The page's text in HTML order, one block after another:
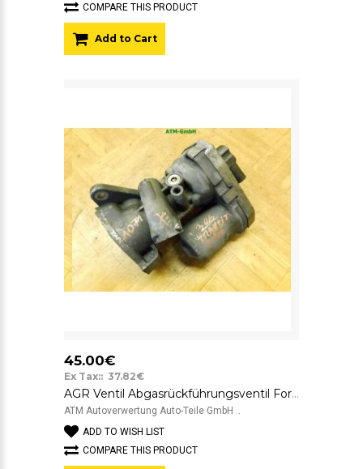
COMPARE THIS PRODUCT
Add to Cart
45.00€
Ex Tax:: 37.82€
AGR Ventil Abgasrückführungsventil Ford Transit Bus 2.2 TDCi 16V 63 kW
ATM Autoverwertung Auto-Teile GmbH ..
ADD TO WISH LIST
COMPARE THIS PRODUCT